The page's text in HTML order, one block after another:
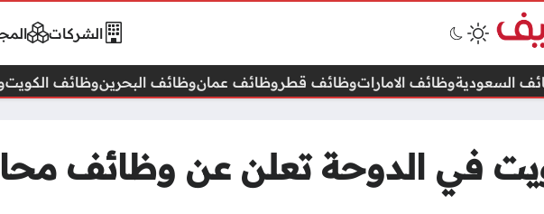
الشركات
السعوديةوظائف الاماراتوظائف قطروظائف عمانوظائف البحرينوظائف الكويت
في الدوحة تعلن عن وظائف